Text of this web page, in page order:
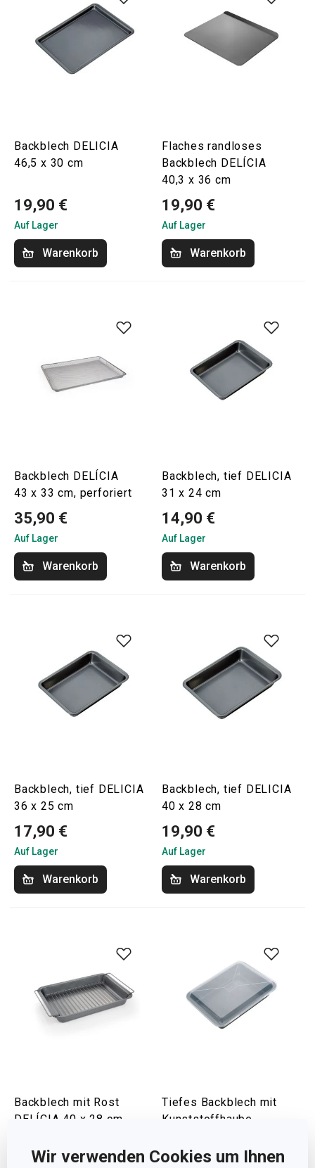
Wir verwenden Cookies um Ihnen
Backblech DELICIA
46,5 x 30 cm
19,90 €
Auf Lager
Warenkorb
Flaches randloses
Backblech DELÍCIA
40,3 x 36 cm
19,90 €
Auf Lager
Warenkorb
Backblech DELÍCIA
43 x 33 cm, perforiert
35,90 €
Auf Lager
Warenkorb
Backblech, tief DELICIA
31 x 24 cm
14,90 €
Auf Lager
Warenkorb
Backblech, tief DELICIA
36 x 25 cm
17,90 €
Auf Lager
Warenkorb
Backblech, tief DELICIA
40 x 28 cm
19,90 €
Auf Lager
Warenkorb
Backblech mit Rost
DELÍCIA 40 x 28 cm
35,90 €
Tiefes Backblech mit
Kunststoffhaube
33,90 €